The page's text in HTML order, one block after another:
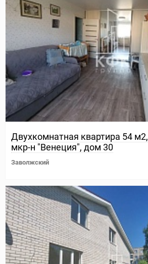
Двухкомнатная квартира 54 м2,
мкр-н "Венеция", дом 30
Заволжский